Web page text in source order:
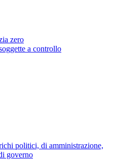
zero
a controllo
politici, di amministrazione,
governo